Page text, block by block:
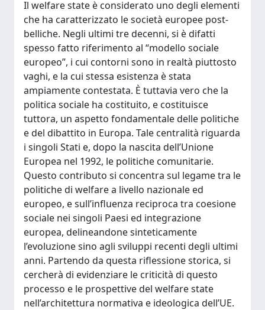
Il welfare state è considerato uno degli elementi
che ha caratterizzato le società europee post-
belliche. Negli ultimi tre decenni, si è difatti
spesso fatto riferimento al “modello sociale
europeo”, i cui contorni sono in realtà piuttosto
vaghi, e la cui stessa esistenza è stata
ampiamente contestata. È tuttavia vero che la
politica sociale ha costituito, e costituisce
tuttora, un aspetto fondamentale delle politiche
e del dibattito in Europa. Tale centralità riguarda
i singoli Stati e, dopo la nascita dell’Unione
Europea nel 1992, le politiche comunitarie.
Questo contributo si concentra sul legame tra le
politiche di welfare a livello nazionale ed
europeo, e sull’influenza reciproca tra coesione
sociale nei singoli Paesi ed integrazione
europea, delineandone sinteticamente
l’evoluzione sino agli sviluppi recenti degli ultimi
anni. Partendo da questa riflessione storica, si
cercherà di evidenziare le criticità di questo
processo e le prospettive del welfare state
nell’architettura normativa e ideologica dell’UE.